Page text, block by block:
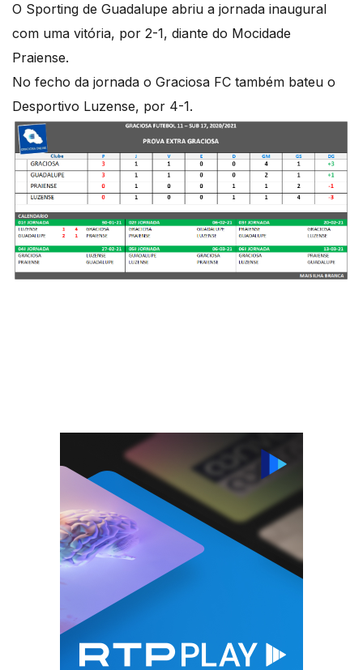
O Sporting de Guadalupe abriu a jornada inaugural
com uma vitória, por 2-1, diante do Mocidade
Praiense.
No fecho da jornada o Graciosa FC também bateu o
Desportivo Luzense, por 4-1.